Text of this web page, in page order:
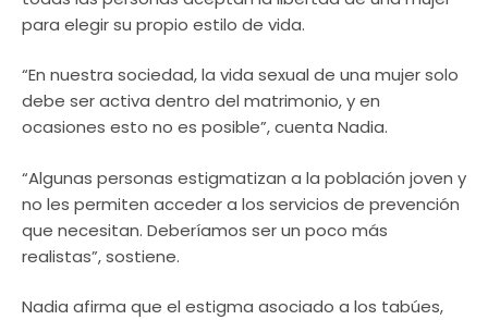
para elegir su propio estilo de vida.
“En nuestra sociedad, la vida sexual de una mujer solo
debe ser activa dentro del matrimonio, y en
ocasiones esto no es posible”, cuenta Nadia.
“Algunas personas estigmatizan a la población joven y
no les permiten acceder a los servicios de prevención
que necesitan. Deberíamos ser un poco más
realistas”, sostiene.
Nadia afirma que el estigma asociado a los tabúes,